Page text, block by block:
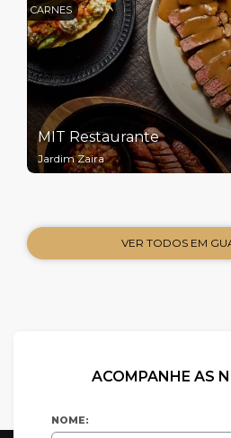
CARNES
MIT Restaurante
Jardim Zaira
VER TODOS EM
ACOMPANHE AS
NOME: